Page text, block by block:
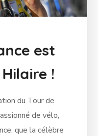
est
!
du Tour de
de vélo,
que la célèbre